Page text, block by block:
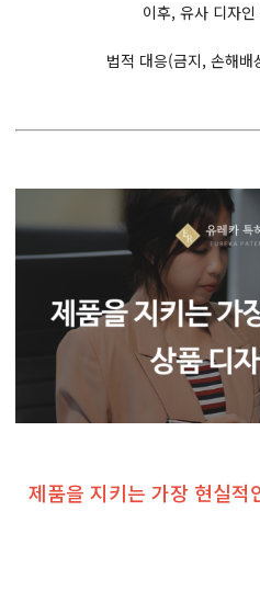
이후, 유사 디자
법적 대응(금지, 손해
제품을 지키는 가장 현실